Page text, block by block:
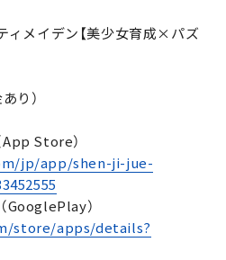
ィメイデン【美少女育成×パズ
り）
Store）
jp/app/shen-ji-jue-
GooglePlay）
store/apps/details?